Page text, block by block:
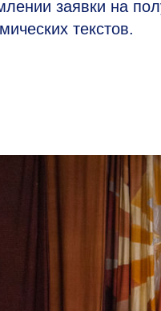
заявки на
текстов.